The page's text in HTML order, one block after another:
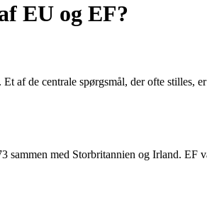
EU og EF?
af de centrale spørgsmål, der ofte
med Storbritannien og Irland.